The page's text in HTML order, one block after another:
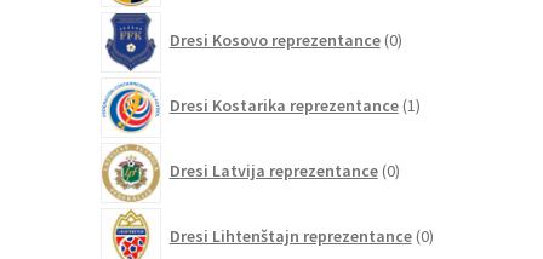
Dresi Kosovo reprezentance 0izdelkov
Dresi Kostarika reprezentance 1izdelek
Dresi Latvija reprezentance 0izdelkov
Dresi Lihtenštajn reprezentance 0izdelkov